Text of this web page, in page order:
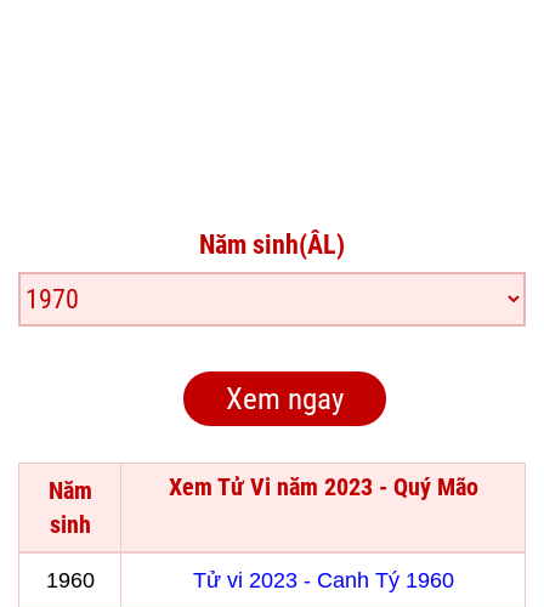
Năm sinh(ÂL)
Năm
sinh
Xem Tử Vi năm 2023 - Quý Mão
1960 Tử vi 2023 - Canh Tý 1960